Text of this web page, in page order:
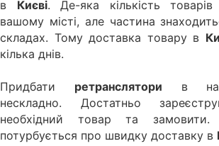
в Києві. Де-яка кількість
вашому місті, але частина
складах. Тому доставка товару в
кілька днів.
Придбати ретранслятори в
нескладно. Достатньо
необхідний товар та
потурбується про швидку доставку в